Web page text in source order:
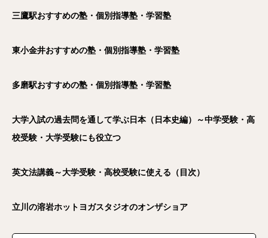
三鷹駅おすすめの塾・個別指導塾・学習塾
東小金井おすすめの塾・個別指導塾・学習塾
多磨駅おすすめの塾・個別指導塾・学習塾
大学入試の過去問を通して学ぶ日本（日本史編）～中学受験・高
校受験・大学受験にも役立つ
英文法講義～大学受験・高校受験に使える（目次）
立川の溶岩ホットヨガスタジオのオンザショア